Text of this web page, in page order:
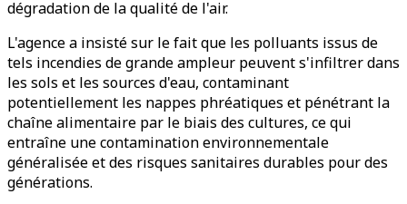
dégradation de la qualité de l'air.
L'agence a insisté sur le fait que les polluants issus de
tels incendies de grande ampleur peuvent s'infiltrer dans
les sols et les sources d'eau, contaminant
potentiellement les nappes phréatiques et pénétrant la
chaîne alimentaire par le biais des cultures, ce qui
entraîne une contamination environnementale
généralisée et des risques sanitaires durables pour des
générations.